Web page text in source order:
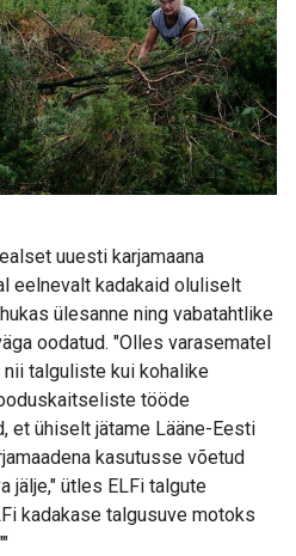
uuesti karjamaana
eelnevalt kadakaid oluliselt
ülesanne ning vabatahtlike
oodatud. "Olles varasematel
nii talguliste kui kohalike
tööde
et ühiselt jätame Lääne-Eesti
kasutusse võetud
jälje," ütles ELFi talgute
kadakase talgusuve motoks